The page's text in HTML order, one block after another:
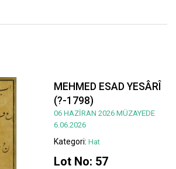
MEHMED ESAD YESÂRÎ
(?-1798)
06 HAZİRAN 2026 MÜZAYEDE
6.06.2026
Kategori: Hat
Lot No: 57